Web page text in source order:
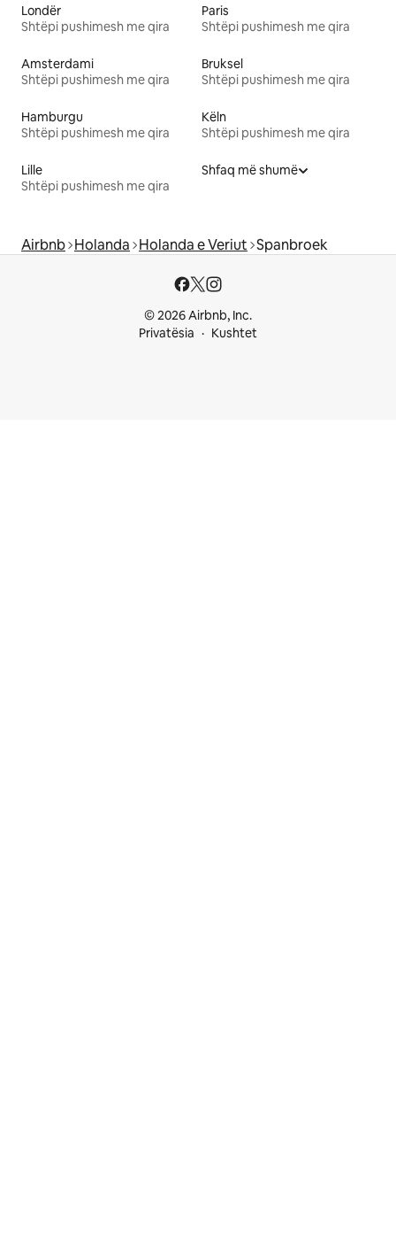
Londër
Shtëpi pushimesh me qira
Paris
Shtëpi pushimesh me qira
Amsterdami
Shtëpi pushimesh me qira
Bruksel
Shtëpi pushimesh me qira
Hamburgu
Shtëpi pushimesh me qira
Këln
Shtëpi pushimesh me qira
Lille
Shtëpi pushimesh me qira
Shfaq më shumë
Airbnb Holanda Holanda e Veriut Spanbroek
© 2026 Airbnb, Inc.
Privatësia
Kushtet